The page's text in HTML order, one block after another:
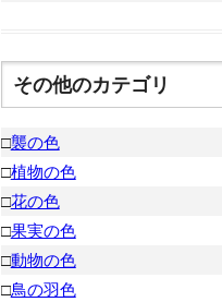
その他のカテゴリ
□襲の色
□植物の色
□花の色
□果実の色
□動物の色
□鳥の羽色